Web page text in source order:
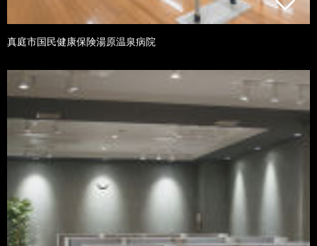
真庭市国民健康保険湯原温泉病院